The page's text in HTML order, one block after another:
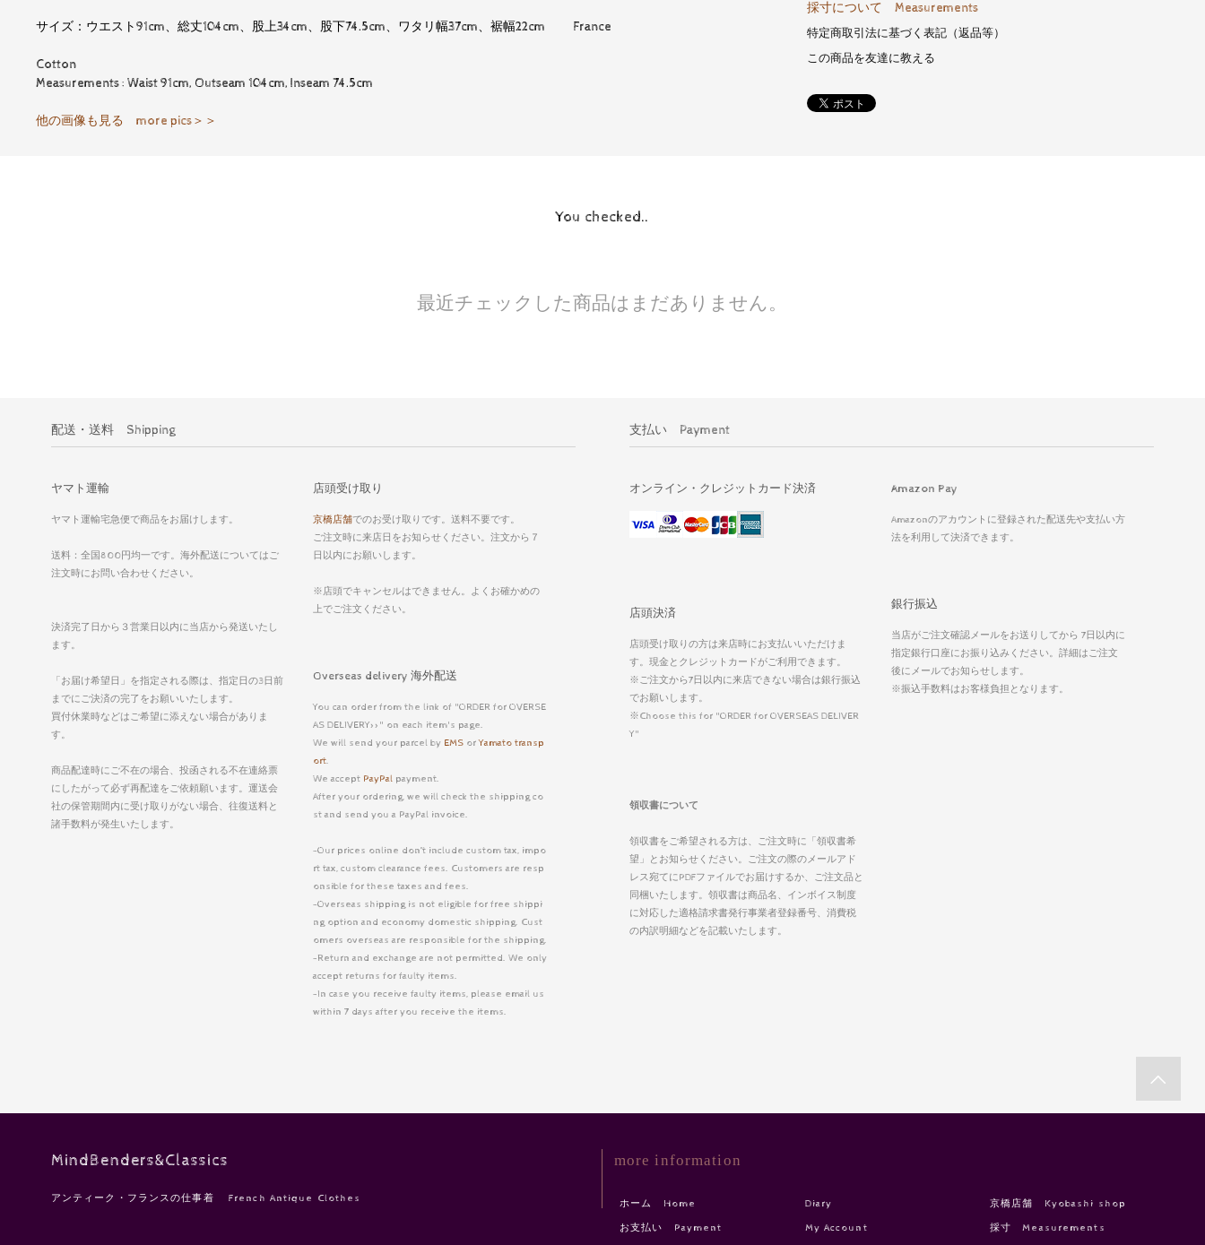
サイズ：ウエスト91cm、総丈104cm、股上34cm、股下74.5cm、ワタリ幅37cm、裾幅22cm France
Cotton
Measurements : Waist 91cm, Outseam 104cm, Inseam 74.5cm
他の画像も見る more pics＞＞
採寸について Measurements
特定商取引法に基づく表記（返品等）
この商品を友達に教える
You checked..
最近チェックした商品はまだありません。
配送・送料 Shipping
ヤマト運輸
ヤマト運輸宅急便で商品をお届けします。
送料：全国800円均一です。海外配送についてはご
注文時にお問い合わせください。
決済完了日から３営業日以内に当店から発送いたし
ます。
「お届け希望日」を指定される際は、指定日の3日前
までにご決済の完了をお願いいたします。
買付休業時などはご希望に添えない場合がありま
す。
商品配達時にご不在の場合、投函される不在連絡票
にしたがって必ず再配達をご依頼願います。運送会
社の保管期間内に受け取りがない場合、往復送料と
諸手数料が発生いたします。
店頭受け取り
京橋店舗でのお受け取りです。送料不要です。
ご注文時に来店日をお知らせください。注文から７
日以内にお願いします。
※店頭でキャンセルはできません。よくお確かめの
上でご注文ください。
Overseas delivery 海外配送
You can order from the link of "ORDER for OVERSE
AS DELIVERY>>" on each item's page.
We will send your parcel by EMSorYamato transp
ort.
We accept PayPalpayment.
After your ordering, we will check the shipping co
st and send you a PayPal invoice.
-Our prices online don’t include custom tax, impo
rt tax, custom clearance fees. Customers are resp
onsible for these taxes and fees.
-Overseas shipping is not eligible for free shippi
ng option and economy domestic shipping. Cust
omers overseas are responsible for the shipping.
-Return and exchange are not permitted. We only
accept returns for faulty items.
-In case you receive faulty items, please email us
within 7 days after you receive the items.
支払い Payment
オンライン・クレジットカード決済 Amazon Pay
Amazonのアカウントに登録された配送先や支払い方
法を利用して決済できます。
銀行振込
当店がご注文確認メールをお送りしてから 7日以内に
指定銀行口座にお振り込みください。詳細はご注文
後にメールでお知らせします。
※振込手数料はお客様負担となります。
店頭決済
店頭受け取りの方は来店時にお支払いいただけま
す。現金とクレジットカードがご利用できます。
※ご注文から7日以内に来店できない場合は銀行振込
でお願いします。
※Choose this for "ORDER for OVERSEAS DELIVER
Y"
領収書について
領収書をご希望される方は、ご注文時に「領収書希
望」とお知らせください。ご注文の際のメールアド
レス宛てにPDFファイルでお届けするか、ご注文品と
同梱いたします。領収書は商品名、インボイス制度
に対応した適格請求書発行事業者登録番号、消費税
の内訳明細などを記載いたします。
MindBenders&Classics
アンティーク・フランスの仕事着 French Antique Clothes
more information
ホーム Home
お支払い Payment
Diary
My Account
京橋店舗 Kyobashi shop
採寸 Measurements